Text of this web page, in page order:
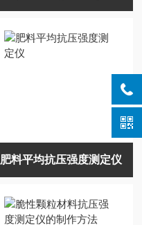
肥料平均抗压强度测定仪